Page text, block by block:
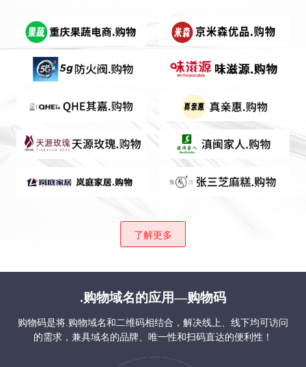
了解更多
.购物域名的应用—购物码
购物码是将.购物域名和二维码相结合，解决线上、线下均可访问
的需求，兼具域名的品牌、唯一性和扫码直达的便利性！